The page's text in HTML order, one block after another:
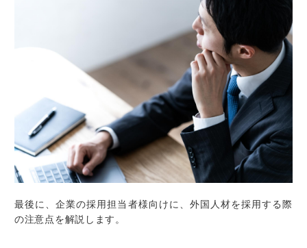
最後に、企業の採用担当者様向けに、外国人材を採用する際
の注意点を解説します。